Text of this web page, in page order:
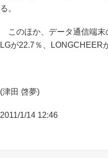
る。
このほか、データ通信端末
LGが22.7％、LONGCHEER
(津田 啓夢)
2011/1/14 12:46